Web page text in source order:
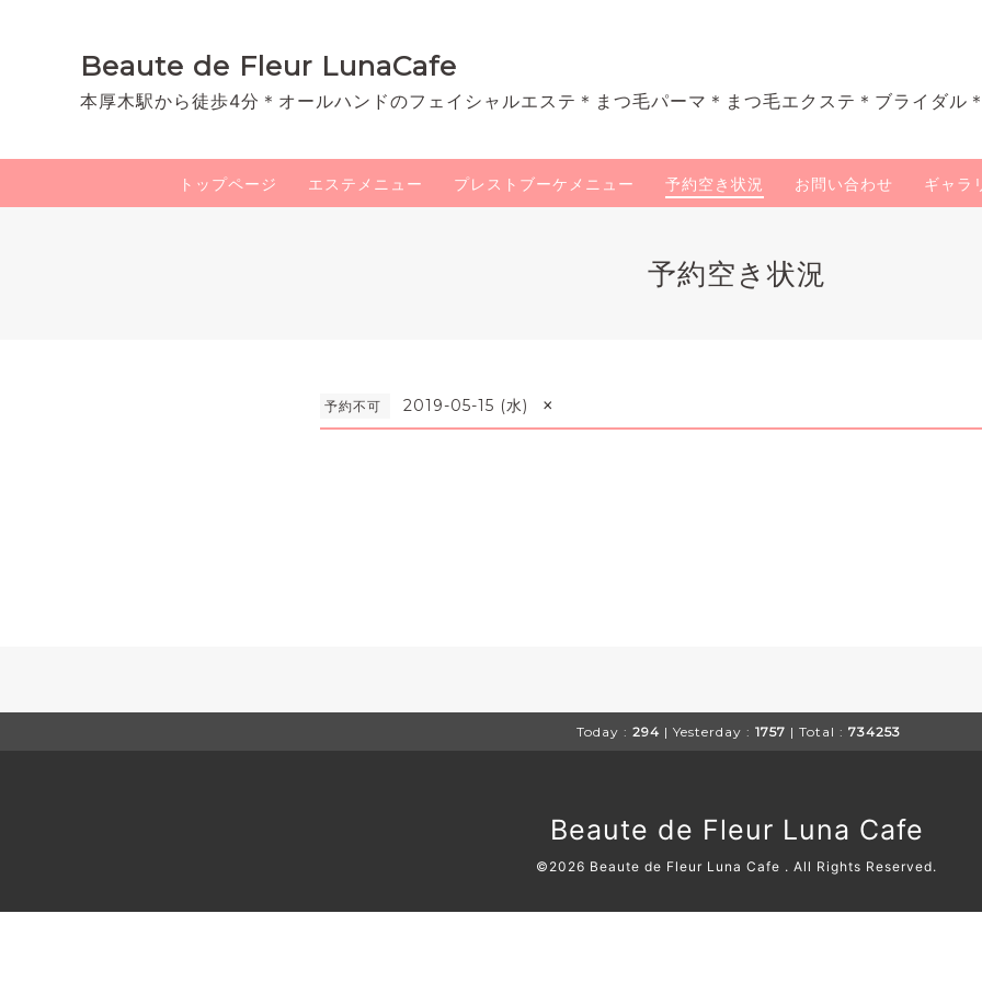
Beaute de Fleur LunaCafe
本厚木駅から徒歩4分＊オールハンドのフェイシャルエステ＊まつ毛パーマ＊まつ毛エクステ＊ブライダル
トップページ エステメニュー プレストブーケメニュー 予約空き状況 お問い合わせ ギャラ
予約空き状況
予約不可 2019-05-15 (水) ×
Today : 294 | Yesterday : 1757 | Total : 734253
Beaute de Fleur Luna Cafe
©2026 Beaute de Fleur Luna Cafe . All Rights Reserved.